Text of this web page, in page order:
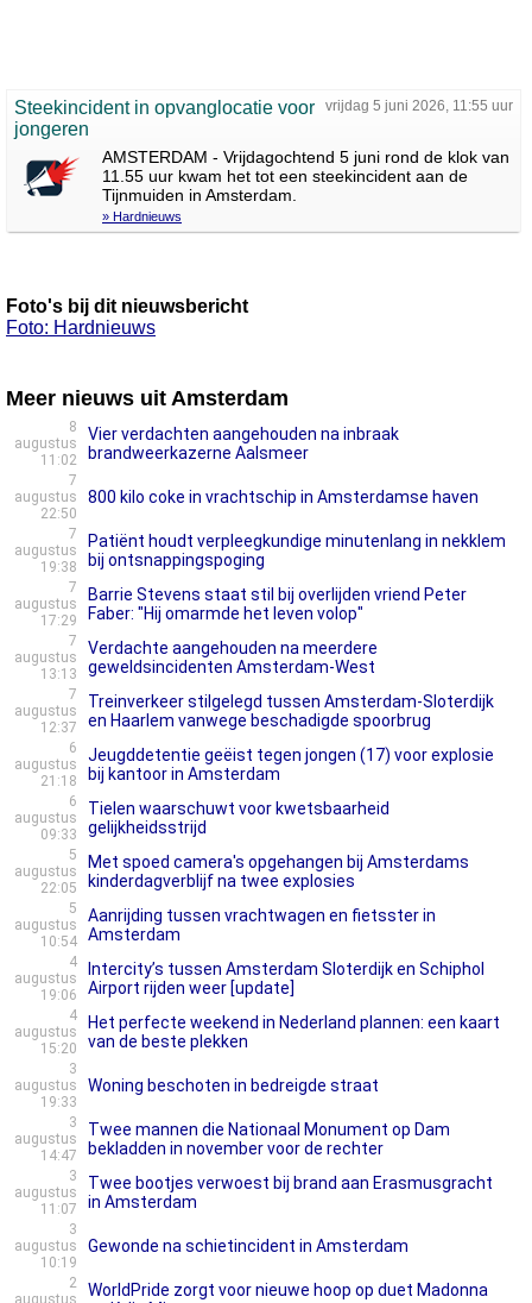
vrijdag 5 juni 2026, 11:55 uur
Steekincident in opvanglocatie voor
jongeren
AMSTERDAM - Vrijdagochtend 5 juni rond de klok van
11.55 uur kwam het tot een steekincident aan de
Tijnmuiden in Amsterdam.
» Hardnieuws
Foto's bij dit nieuwsbericht
Foto: Hardnieuws
Meer nieuws uit Amsterdam
8
augustus
11:02
Vier verdachten aangehouden na inbraak
brandweerkazerne Aalsmeer
7
augustus
22:50
800 kilo coke in vrachtschip in Amsterdamse haven
7
augustus
19:38
Patiënt houdt verpleegkundige minutenlang in nekklem
bij ontsnappingspoging
7
augustus
17:29
Barrie Stevens staat stil bij overlijden vriend Peter
Faber: "Hij omarmde het leven volop"
7
augustus
13:13
Verdachte aangehouden na meerdere
geweldsincidenten Amsterdam-West
7
augustus
12:37
Treinverkeer stilgelegd tussen Amsterdam-Sloterdijk
en Haarlem vanwege beschadigde spoorbrug
6
augustus
21:18
Jeugddetentie geëist tegen jongen (17) voor explosie
bij kantoor in Amsterdam
6
augustus
09:33
Tielen waarschuwt voor kwetsbaarheid
gelijkheidsstrijd
5
augustus
22:05
Met spoed camera's opgehangen bij Amsterdams
kinderdagverblijf na twee explosies
5
augustus
10:54
Aanrijding tussen vrachtwagen en fietsster in
Amsterdam
4
augustus
19:06
Intercity’s tussen Amsterdam Sloterdijk en Schiphol
Airport rijden weer [update]
4
augustus
15:20
Het perfecte weekend in Nederland plannen: een kaart
van de beste plekken
3
augustus
19:33
Woning beschoten in bedreigde straat
3
augustus
14:47
Twee mannen die Nationaal Monument op Dam
bekladden in november voor de rechter
3
augustus
11:07
Twee bootjes verwoest bij brand aan Erasmusgracht
in Amsterdam
3
augustus
10:19
Gewonde na schietincident in Amsterdam
2
augustus
WorldPride zorgt voor nieuwe hoop op duet Madonna